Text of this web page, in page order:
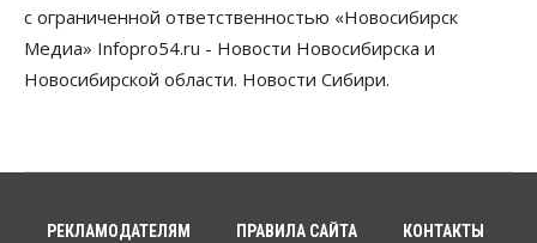
с ограниченной ответственностью «Новосибирск
Медиа» Infopro54.ru - Новости Новосибирска и
Новосибирской области. Новости Сибири.
РЕКЛАМОДАТЕЛЯМ ПРАВИЛА САЙТА КОНТАКТЫ